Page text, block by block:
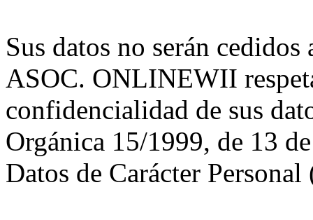
Sus datos no serán
ASOC. ONLINEWII
confidencialidad de sus
Orgánica 15/1999, de 13
Datos de Carácter